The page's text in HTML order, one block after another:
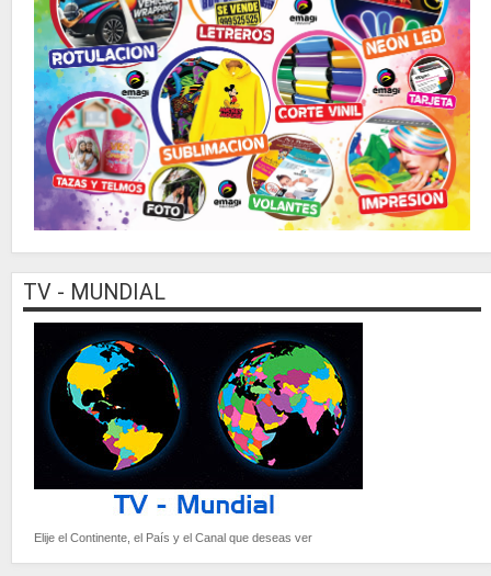
TV - MUNDIAL
Elije el Continente, el País y el Canal que deseas ver